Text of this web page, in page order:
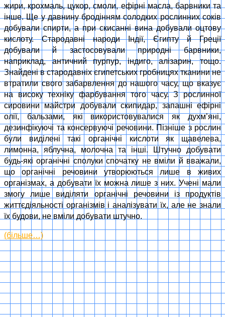
жири, крохмаль, цукор, смоли, ефірні масла, барвники та
інше. Ще у давнину бродінням солодких рослинних соків
добували спирти, а при скисанні вина добували оцтову
кислоту. Стародавні народи Індії, Єгипту й Греції
добували й застосовували природні барвники,
наприклад, античний пурпур, індиго, алізарин, тощо.
Знайдені в стародавніх єгипетських гробницях тканини не
втратили свого забарвлення до нашого часу, що вказує
на високу техніку фарбування того часу. З рослинної
сировини майстри добували скипидар, запашні ефірні
олії, бальзами, які використовувалися як духм’яні,
дезинфікуючі та консервуючі речовини. Пізніше з рослин
були виділені такі органічні кислоти як щавелева,
лимонна, яблучна, молочна та інші. Штучно добувати
будь-які органічні сполуки спочатку не вміли й вважали,
що органічні речовини утворюються лише в живих
організмах, а добувати їх можна лише з них. Учені мали
змогу лише виділяти органічні речовини із продуктів
життєдіяльності організмів і аналізувати їх, але не знали
їх будови, не вміли добувати штучно.
(більше…)